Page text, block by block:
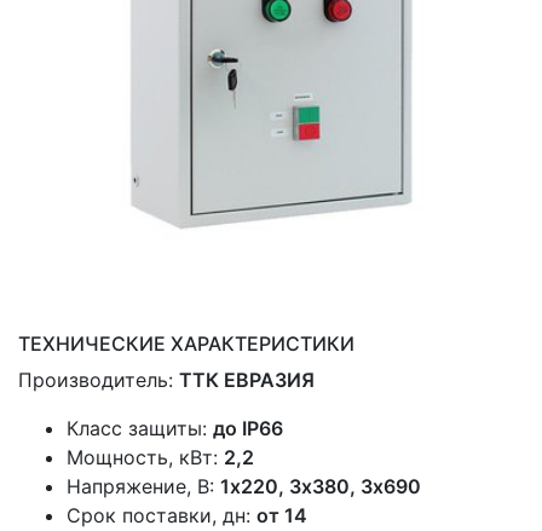
ТЕХНИЧЕСКИЕ ХАРАКТЕРИСТИКИ
Производитель: ТТК ЕВРАЗИЯ
Класс защиты: до IP66
Мощность, кВт: 2,2
Напряжение, В: 1x220, 3х380, 3х690
Срок поставки, дн: от 14